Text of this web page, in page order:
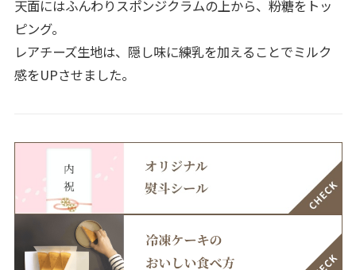
天面にはふんわりスポンジクラムの上から、粉糖をトッ
ピング。
レアチーズ生地は、隠し味に練乳を加えることでミルク
感をUPさせました。